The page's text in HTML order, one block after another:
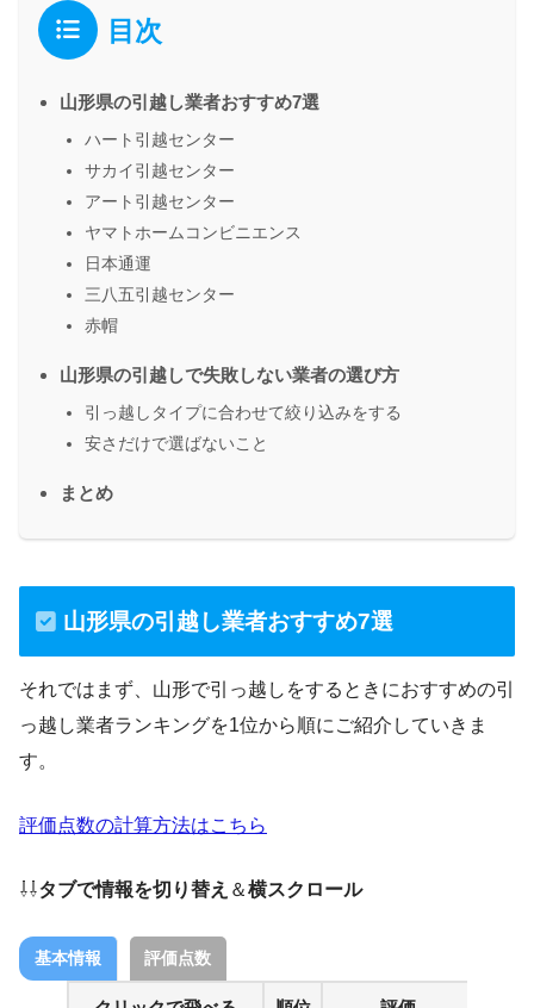
目次
山形県の引越し業者おすすめ7選
ハート引越センター
サカイ引越センター
アート引越センター
ヤマトホームコンビニエンス
日本通運
三八五引越センター
赤帽
山形県の引越しで失敗しない業者の選び方
引っ越しタイプに合わせて絞り込みをする
安さだけで選ばないこと
まとめ
山形県の引越し業者おすすめ7選
それではまず、山形で引っ越しをするときにおすすめの引
っ越し業者ランキングを1位から順にご紹介していきま
す。
評価点数の計算方法はこちら
⇩⇩タブで情報を切り替え ＆横スクロール
基本情報 評価点数